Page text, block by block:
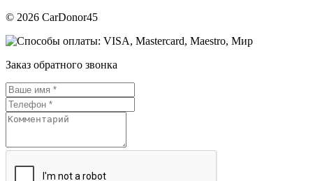
© 2026 CarDonor45
Заказ обратного звонка